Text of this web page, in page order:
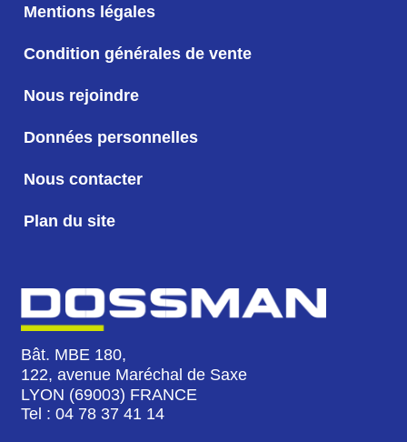
Mentions légales
Condition générales de vente
Nous rejoindre
Données personnelles
Nous contacter
Plan du site
Bât. MBE 180,
122, avenue Maréchal de Saxe
LYON (69003) FRANCE
Tel : 04 78 37 41 14